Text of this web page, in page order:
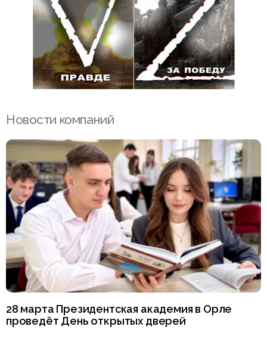
Новости компаний
28 марта Президентская академия в Орле
проведёт День открытых дверей